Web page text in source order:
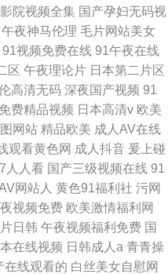
院视频全集 国产孕妇无码视
午夜神马伦理 毛片网站美女
91视频免费在线 91午夜在线
区 午夜理论片 日本第二片区
高清无码 深夜国产视频 91
费精品视频 日本高清v 欧美
网站 精品欧美 成人AV在线
观看黄色网 成人抖音 爰上碰
人人看 国产三级视频在线 91
网站人 黄色91福利社 污网
视频免费 欧美激情福利网
日韩 午夜视频福利免费 国
在线视频 日韩成人a 青青操
在线观看的 白丝美女自慰网